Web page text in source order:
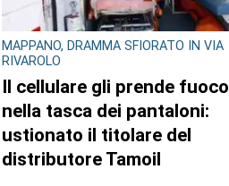
MAPPANO, DRAMMA SFIORATO IN VIA
RIVAROLO
Il cellulare gli prende fuoco
nella tasca dei pantaloni:
ustionato il titolare del
distributore Tamoil